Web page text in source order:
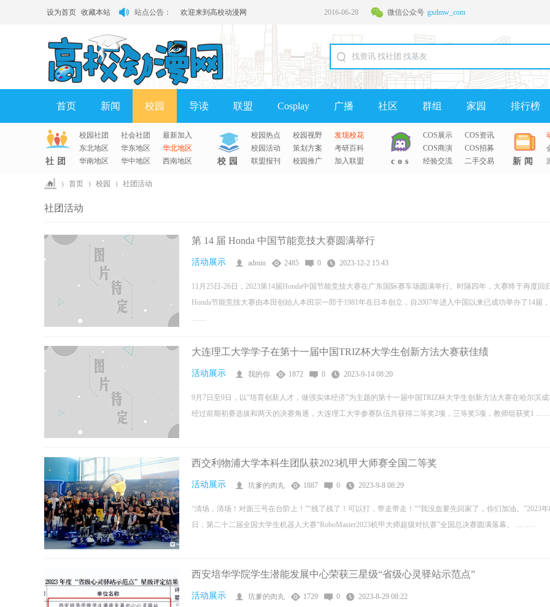
设为首页 收藏本站 站点公告： 欢迎来到高校动漫网 2016-06-28
2016-06-28
微信公众号 gxdmw_com
首页 新闻 校园 导读 联盟 Cosplay 广播 社区 群组 家园 排行榜
淘帖 日志 相册 分享 记录
社团
校园社团 社会社团
最新加入
东北地区
华东地区
华北地区
华南地区
华中地区 西南地区 校园
校园热点 校园视野
发现校花
校园活动
策划方案
考研百科
联盟报刊
校园推广 加入联盟 cos
COS展示
COS资讯
COS商演
COS招募
经验交流
二手交易 新闻
动
› 首页 › 校园 › 社团活动
社团活动
第 14 届 Honda 中国节能竞技大赛圆满举行
活动展示 admin 2485 0 2023-12-2 15:43
11月25日-26日，2023第14届Honda中国节能竞技大赛在广东国际赛车场圆满举行。时隔四年，大赛终于再度回归
Honda节能竞技大赛由本田创始人本田宗一郎于1981年在日本创立，自2007年进入中国以来已成功举办了14届
……
大连理工大学学子在第十一届中国TRIZ杯大学生创新方法大赛获佳绩
活动展示 我的你 1872 0 2023-9-14 08:20
9月7日至9日，以“培育创新人才，做强实体经济”为主题的第十一届中国TRIZ杯大学生创新方法大赛在哈尔滨成
经过前期初赛选拔和两天的决赛角逐，大连理工大学参赛队伍共获得二等奖2项，三等奖5项，教师组获奖1
西交利物浦大学本科生团队获2023机甲大师赛全国二等奖
活动展示 坑爹的肉丸 1887 0 2023-9-8 08:29
“清场，清场！对面三号在台阶上！”“残了残了！可以打，带走带走！”“我没血要先回家了，你们加油。”2023年
日，第二十二届全国大学生机器人大赛“RoboMaster2023机甲大师超级对抗赛”全国总决赛圆满落幕。 ...……
西安培华学院学生潜能发展中心荣获三星级“省级心灵驿站示范点”
活动展示 坑爹的肉丸 1729 0 2023-8-29 08:22
西交利物浦大学本科生团队获20
“清场，清场！对面三号在台阶上！”“残了残了！可以
西安培华学院学生潜能发展中心 华北理工大学学子在第九届全国